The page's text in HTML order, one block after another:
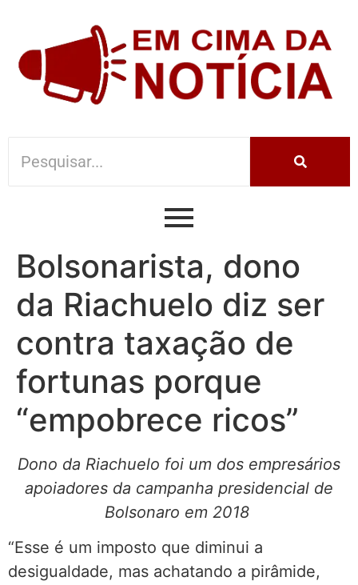
Bolsonarista, dono
da Riachuelo diz ser
contra taxação de
fortunas porque
“empobrece ricos”
Dono da Riachuelo foi um dos empresários
apoiadores da campanha presidencial de
Bolsonaro em 2018
“Esse é um imposto que diminui a
desigualdade, mas achatando a pirâmide,